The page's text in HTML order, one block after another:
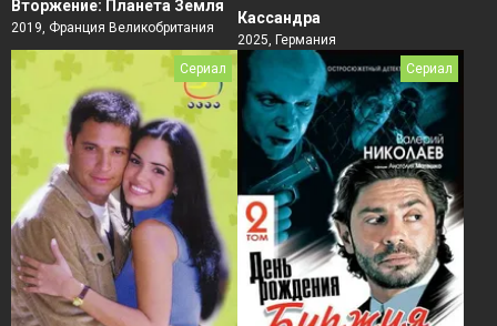
Вторжение: Планета Земля
2019, Франция Великобритания
Кассандра
2025, Германия
Сериал
Сериал